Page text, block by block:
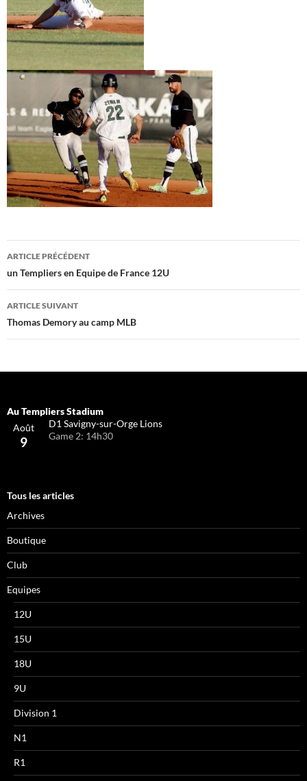
Navigation
des
articles
ARTICLE PRÉCÉDENT
un Templiers en Equipe de France 12U
ARTICLE SUIVANT
Thomas Demory au camp MLB
Août
9
D1 Savigny-sur-Orge Lions
Game 2: 14h30
Tous les articles
Archives
Boutique
Club
Equipes
12U
15U
18U
9U
Division 1
N1
R1